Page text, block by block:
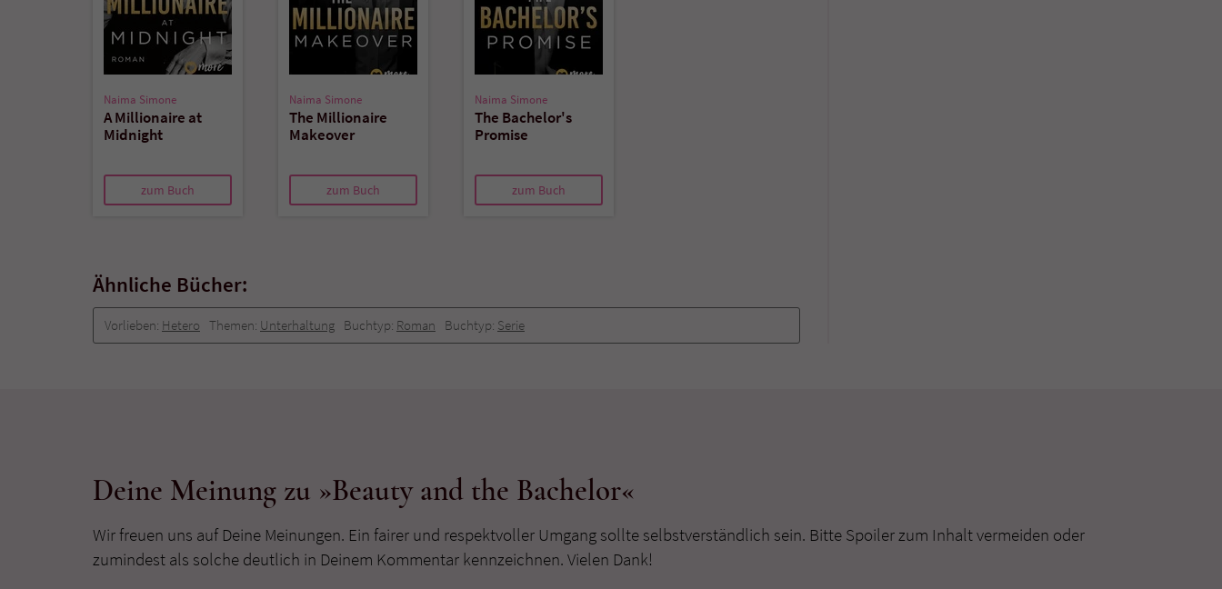
Naima Simone
A Millionaire at
Midnight
zum Buch
Naima Simone
The Millionaire
Makeover
zum Buch
Naima Simone
The Bachelor's
Promise
zum Buch
Ähnliche Bücher:
Vorlieben: Hetero Themen: Unterhaltung Buchtyp: Roman Buchtyp: Serie
Deine Meinung zu »Beauty and the Bachelor«
Wir freuen uns auf Deine Meinungen. Ein fairer und respektvoller Umgang sollte selbstverständlich sein. Bitte Spoiler zum Inhalt vermeiden oder
zumindest als solche deutlich in Deinem Kommentar kennzeichnen. Vielen Dank!